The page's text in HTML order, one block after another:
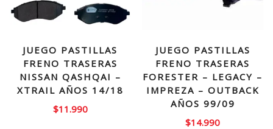
JUEGO PASTILLAS
FRENO TRASERAS
NISSAN QASHQAI –
XTRAIL AÑOS 14/18
$11.990
JUEGO PASTILLAS
FRENO TRASERAS
FORESTER – LEGACY –
IMPREZA – OUTBACK
AÑOS 99/09
$14.990